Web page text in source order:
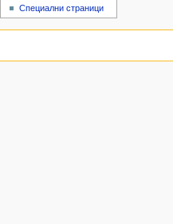
Специални страници